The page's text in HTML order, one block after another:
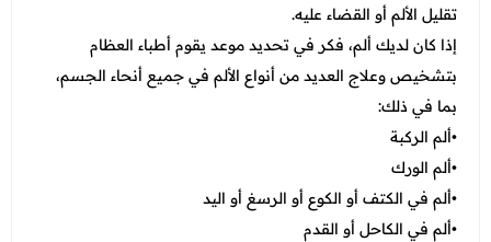
تقليل الألم أو القضاء عليه.
إذا كان لديك ألم، فكر في تحديد موعد يقوم أطباء العظام
بتشخيص وعلاج العديد من أنواع الألم في جميع أنحاء الجسم،
بما في ذلك:
•ألم الركبة
•ألم الورك
•ألم في الكتف أو الكوع أو الرسغ أو اليد
•ألم في الكاحل أو القدم